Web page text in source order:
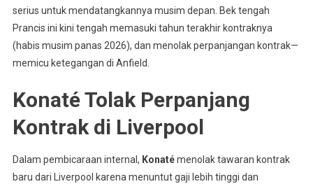
serius untuk mendatangkannya musim depan. Bek tengah
Prancis ini kini tengah memasuki tahun terakhir kontraknya
(habis musim panas 2026), dan menolak perpanjangan kontrak—
memicu ketegangan di Anfield.
Konaté Tolak Perpanjang
Kontrak di Liverpool
Dalam pembicaraan internal, Konatémenolak tawaran kontrak
baru dari Liverpool karena menuntut gaji lebih tinggi dan